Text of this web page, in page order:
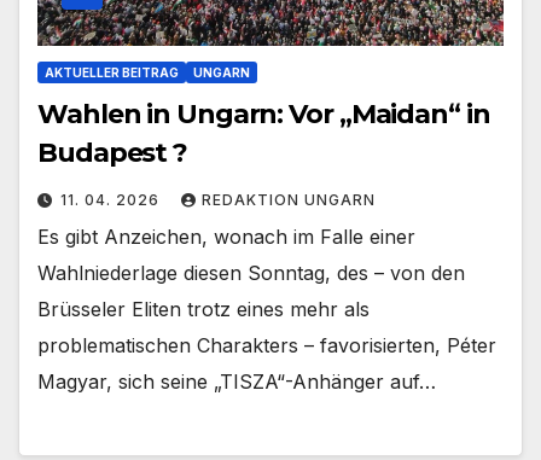
AKTUELLER BEITRAG UNGARN
Wahlen in Ungarn: Vor „Maidan“ in
Budapest ?
11. 04. 2026 REDAKTION UNGARN
Es gibt Anzeichen, wonach im Falle einer
Wahlniederlage diesen Sonntag, des – von den
Brüsseler Eliten trotz eines mehr als
problematischen Charakters – favorisierten, Péter
Magyar, sich seine „TISZA“-Anhänger auf…